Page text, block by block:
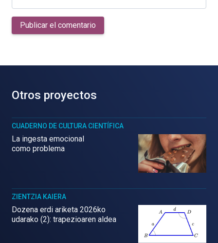
Publicar el comentario
Otros proyectos
CUADERNO DE CULTURA CIENTÍFICA
La ingesta emocional
como problema
ZIENTZIA KAIERA
Dozena erdi ariketa 2026ko
udarako (2): trapezioaren aldea